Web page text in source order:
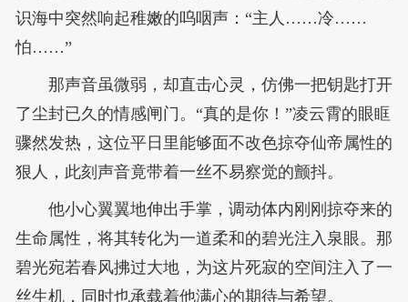
识海中突然响起稚嫩的呜咽声：“主人……冷……
怕……”
那声音虽微弱，却直击心灵，仿佛一把钥匙打开
了尘封已久的情感闸门。“真的是你！”凌云霄的眼眶
骤然发热，这位平日里能够面不改色掠夺仙帝属性的
狠人，此刻声音竟带着一丝不易察觉的颤抖。
他小心翼翼地伸出手掌，调动体内刚刚掠夺来的
生命属性，将其转化为一道柔和的碧光注入泉眼。那
碧光宛若春风拂过大地，为这片死寂的空间注入了一
丝生机，同时也承载着他满心的期待与希望。